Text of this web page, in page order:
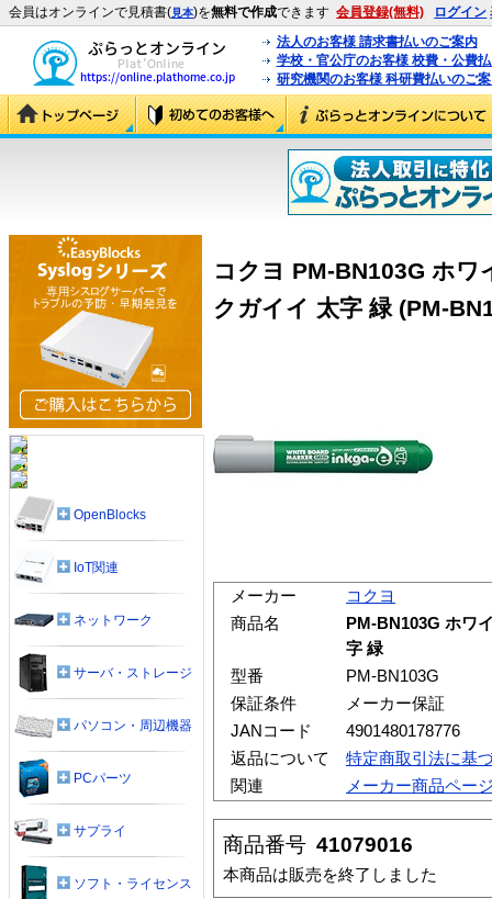
会員はオンラインで見積書(見本)を無料で作成できます 会員登録(無料) ログイン
法人のお客様 請求書払いのご案内
学校・官公庁のお客様 校費・公費
研究機関のお客様 科研費払いのご
コクヨ PM-BN103G ホ
クガイイ 太字 緑 (PM-
メーカー
コクヨ
商品名
PM-BN103G ホワ
字 緑
型番
PM-BN103G
保証条件
メーカー保証
JANコード
4901480178776
返品について
特定商取引法に基
関連
メーカー商品ペー
商品番号 41079016
本商品は販売を終了しました
OpenBlocks
IoT関連
ネットワーク
サーバ・ストレージ
パソコン・周辺機器
PCパーツ
サプライ
ソフト・ライセンス